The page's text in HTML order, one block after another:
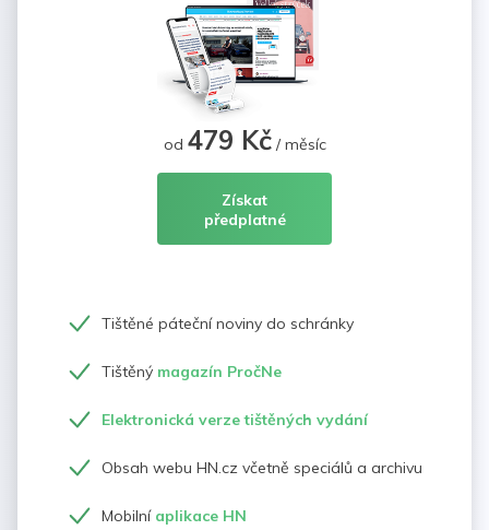
od 479 Kč/ měsíc
Získat
předplatné
Tištěné páteční noviny do schránky
Tištěný magazín PročNe
Elektronická verze tištěných vydání
Obsah webu HN.cz včetně speciálů a archivu
Mobilní aplikace HN